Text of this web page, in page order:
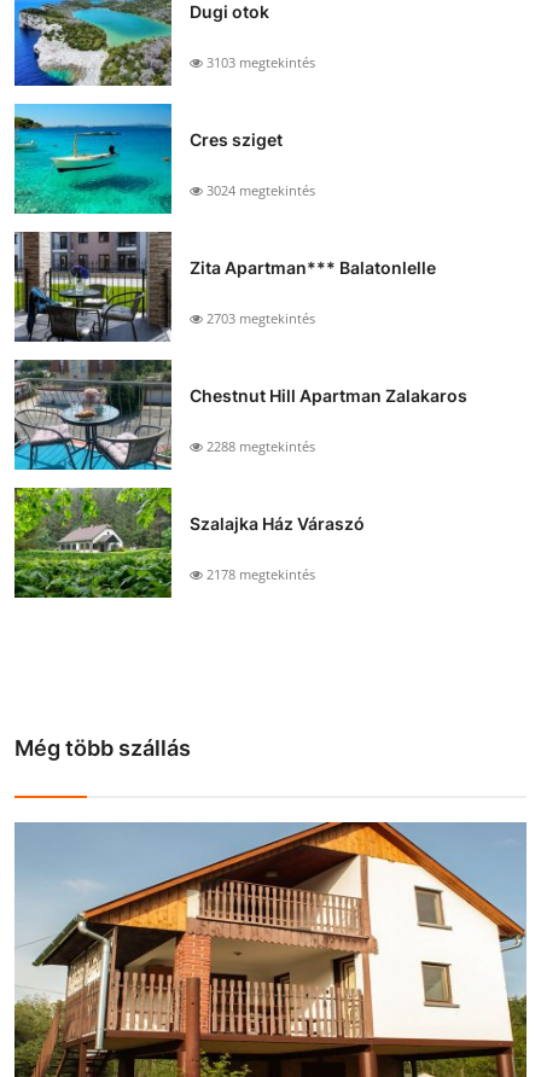
Dugi otok
3103 megtekintés
Cres sziget
3024 megtekintés
Zita Apartman*** Balatonlelle
2703 megtekintés
Chestnut Hill Apartman Zalakaros
2288 megtekintés
Szalajka Ház Váraszó
2178 megtekintés
Még több szállás